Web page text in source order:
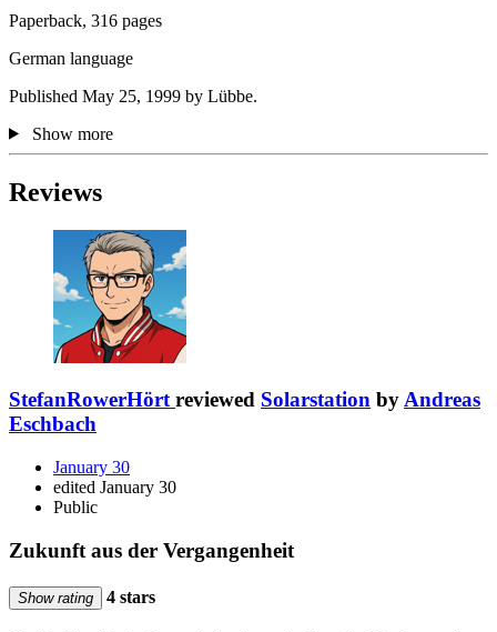
Paperback, 316 pages
German language
Published May 25, 1999 by Lübbe.
Show more
Reviews
StefanRowerHört reviewed Solarstation byAndreas
Eschbach
January 30
edited January 30
Public
Zukunft aus der Vergangenheit
Show rating 4 stars